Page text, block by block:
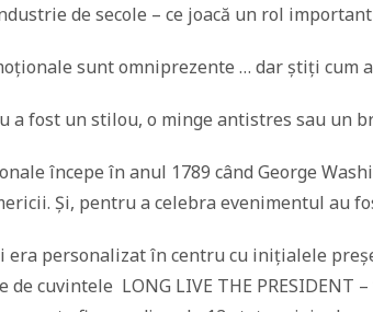
de secole – ce joacă un rol
sunt omniprezente … dar știți cum
a fost un stilou, o minge antistres sau un
începe în anul 1789 când George
Și, pentru a celebra evenimentul au
era personalizat în centru cu inițialele
cuvintele LONG LIVE THE PRESIDENT